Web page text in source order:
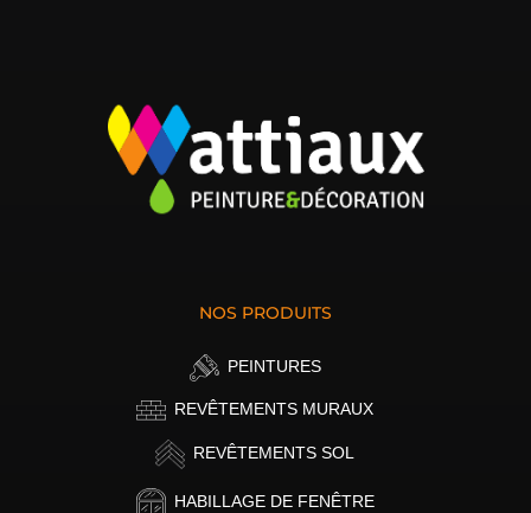
NOS PRODUITS
PEINTURES
REVÊTEMENTS MURAUX
REVÊTEMENTS SOL
HABILLAGE DE FENÊTRE